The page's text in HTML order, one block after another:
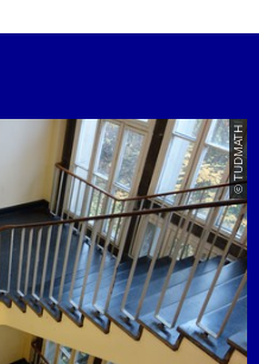
© TUDMATH